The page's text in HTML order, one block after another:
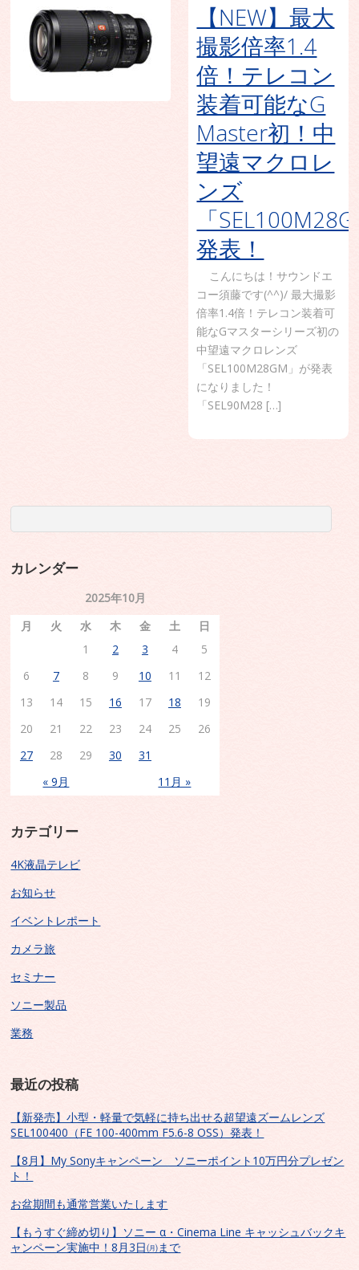
【NEW】最大
撮影倍率1.4
倍！テレコン
装着可能なG
Master初！中
望遠マクロレ
ンズ
「
発表！
こんにちは！サウンドエ
コー須藤です(^^)/ 最大撮影
倍率1.4倍！テレコン装着可
能なGマスターシリーズ初の
中望遠マクロレンズ
「SEL100M28GM」が発表
になりました！
「SEL90M28 […]
カレンダー
2025年10月
月
火 水 木 金 土 日
« 9月 11月 »
1 2 3 4
5
6
7 8 9 10 11
12
13
14 15 16 17 18
19
20
21 22 23 24 25
26
27
28 29 30 31
カテゴリー
4K液晶テレビ
お知らせ
イベントレポート
カメラ旅
セミナー
ソニー製品
業務
最近の投稿
【新発売】小型・軽量で気軽に持ち出せる超望遠ズームレンズ
SEL100400（FE 100-400mm F5.6-8 OSS）発表！
【8月】My Sonyキャンペーン ソニーポイント10万円分プレゼン
ト！
お盆期間も通常営業いたします
【もうすぐ締め切り】ソニー α・Cinema Line キャッシュバックキ
ャンペーン実施中！8月3日㈪まで